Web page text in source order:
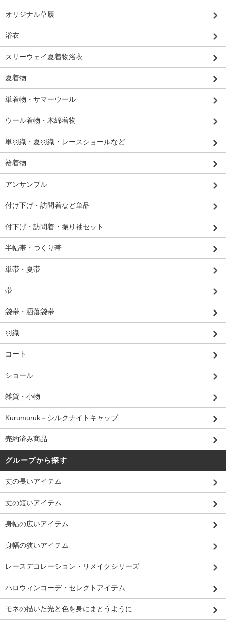
オリジナル草履
浴衣
スリーウェイ夏着物浴衣
夏着物
単着物・サマーウール
ウール着物・木綿着物
単羽織・夏羽織・レースショールなど
袷着物
アンサンブル
付け下げ・訪問着など単品
付下げ・訪問着・振り袖セット
半幅帯・つくり帯
単帯・夏帯
帯
袋帯・洒落袋帯
羽織
コート
ショール
雑貨・小物
Kurumuruk－シルクナイトキャップ
売約済み商品
グループから探す
丈の長いアイテム
丈の短いアイテム
身幅の広いアイテム
身幅の狭いアイテム
レースデコレーション・リメイクシリーズ
ハロウィンコーデ・セレクトアイテム
モネの描いた光と色を身にまとうように